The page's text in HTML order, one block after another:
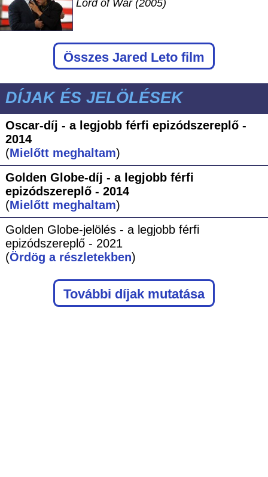
Lord of War (2005)
Összes Jared Leto film
DÍJAK ÉS JELÖLÉSEK
Oscar-díj - a legjobb férfi epizódszereplő -
2014
(Mielőtt meghaltam)
Golden Globe-díj - a legjobb férfi
epizódszereplő - 2014
(Mielőtt meghaltam)
Golden Globe-jelölés - a legjobb férfi
epizódszereplő - 2021
(Ördög a részletekben)
További díjak mutatása